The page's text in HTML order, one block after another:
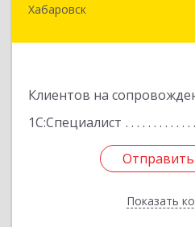
Хабаровск
Клиентов на
1С:Специалист
Отправить
Показать
680007,
Отправить